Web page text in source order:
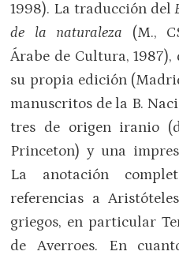
1998). La traducción del
de la naturaleza (M.,
Árabe de Cultura, 1987),
su propia edición
manuscritos de la B.
tres de origen iranio
Princeton) y una
La anotación
referencias a
griegos, en particular
de Averroes. En